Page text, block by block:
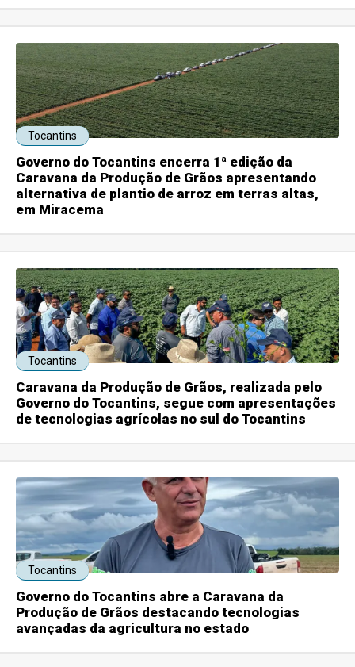
Tocantins
Governo do Tocantins encerra 1ª edição da
Caravana da Produção de Grãos apresentando
alternativa de plantio de arroz em terras altas,
em Miracema
Tocantins
Caravana da Produção de Grãos, realizada pelo
Governo do Tocantins, segue com apresentações
de tecnologias agrícolas no sul do Tocantins
Tocantins
Governo do Tocantins abre a Caravana da
Produção de Grãos destacando tecnologias
avançadas da agricultura no estado